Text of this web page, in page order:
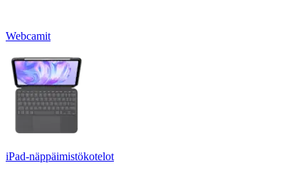
Webcamit
iPad-näppäimistökotelot